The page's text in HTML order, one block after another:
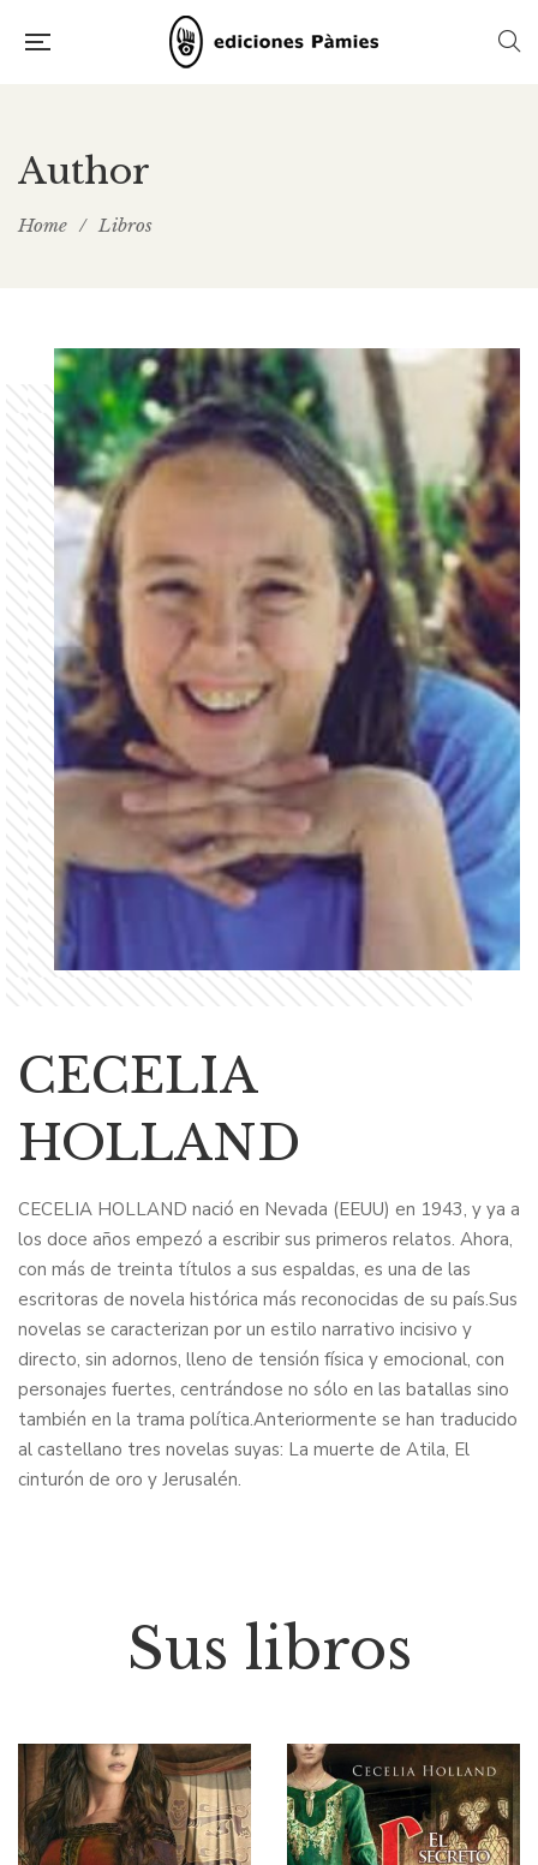
Author
Home / Libros
CECELIA
HOLLAND
CECELIA HOLLAND nació en Nevada (EEUU) en 1943, y ya a
los doce años empezó a escribir sus primeros relatos. Ahora,
con más de treinta títulos a sus espaldas, es una de las
escritoras de novela histórica más reconocidas de su país.Sus
novelas se caracterizan por un estilo narrativo incisivo y
directo, sin adornos, lleno de tensión física y emocional, con
personajes fuertes, centrándose no sólo en las batallas sino
también en la trama política.Anteriormente se han traducido
al castellano tres novelas suyas: La muerte de Atila, El
cinturón de oro y Jerusalén.
Sus libros